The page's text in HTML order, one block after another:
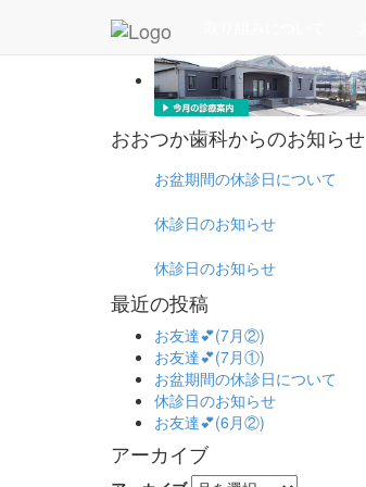
おおつか歯科からのお知らせ
お盆期間の休診日について
休診日のお知らせ
休診日のお知らせ
最近の投稿
お友達💕(7月②)
お友達💕(7月①)
お盆期間の休診日について
休診日のお知らせ
お友達💕(6月②)
アーカイブ